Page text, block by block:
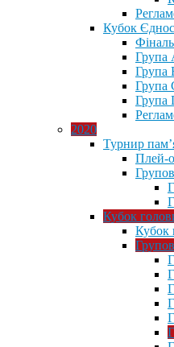
Кубок
Група
Група
Група
Група
2020
Турнир
Плей-
Кубок
Кубок